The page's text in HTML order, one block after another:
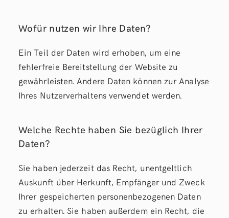
Wofür nutzen wir Ihre Daten?
Ein Teil der Daten wird erhoben, um eine
fehlerfreie Bereitstellung der Website zu
gewährleisten. Andere Daten können zur Analyse
Ihres Nutzerverhaltens verwendet werden.
Welche Rechte haben Sie bezüglich Ihrer
Daten?
Sie haben jederzeit das Recht, unentgeltlich
Auskunft über Herkunft, Empfänger und Zweck
Ihrer gespeicherten personenbezogenen Daten
zu erhalten. Sie haben außerdem ein Recht, die